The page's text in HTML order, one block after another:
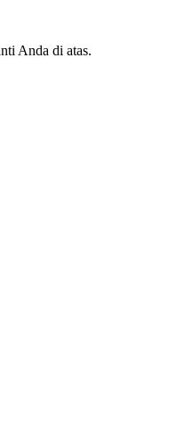
Anda di atas.